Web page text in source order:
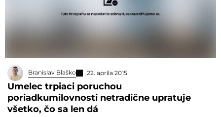
Branislav Blaško 22. apríla 2015
Umelec trpiaci poruchou
poriadkumilovnosti netradične upratuje
všetko, čo sa len dá